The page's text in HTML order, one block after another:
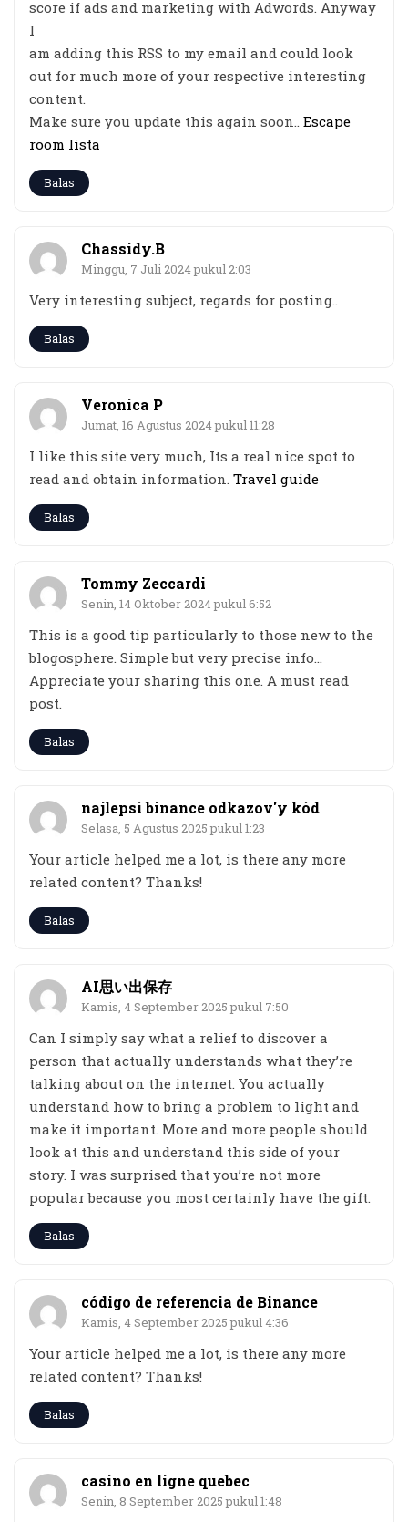
score if ads and marketing with Adwords. Anyway
I
am adding this RSS to my email and could look
out for much more of your respective interesting
content.
Make sure you update this again soon.. Escape
room lista
Balas
Chassidy.B
Minggu, 7 Juli 2024 pukul 2:03
Very interesting subject, regards for posting..
Balas
Veronica P
Jumat, 16 Agustus 2024 pukul 11:28
I like this site very much, Its a real nice spot to
read and obtain information. Travel guide
Balas
Tommy Zeccardi
Senin, 14 Oktober 2024 pukul 6:52
This is a good tip particularly to those new to the
blogosphere. Simple but very precise info…
Appreciate your sharing this one. A must read
post.
Balas
najlepsí binance odkazov'y kód
Selasa, 5 Agustus 2025 pukul 1:23
Your article helped me a lot, is there any more
related content? Thanks!
Balas
AI思い出保存
Kamis, 4 September 2025 pukul 7:50
Can I simply say what a relief to discover a
person that actually understands what they’re
talking about on the internet. You actually
understand how to bring a problem to light and
make it important. More and more people should
look at this and understand this side of your
story. I was surprised that you’re not more
popular because you most certainly have the gift.
Balas
código de referencia de Binance
Kamis, 4 September 2025 pukul 4:36
Your article helped me a lot, is there any more
related content? Thanks!
Balas
casino en ligne quebec
Senin, 8 September 2025 pukul 1:48